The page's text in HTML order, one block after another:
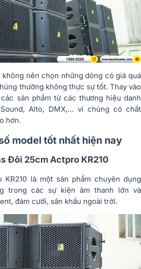
không nên chọn những dòng có giá quá
thường không thực sự tốt. Thay vào
sản phẩm từ các thương hiệu danh
Alto, DMX,… vì chúng có chất
hơn.
model tốt nhất hiện nay
Đôi 25cm Actpro KR210
KR210 là một sản phẩm chuyên dụng
trong các sự kiện âm thanh lớn và
đám cưới, sân khấu ngoài trời.